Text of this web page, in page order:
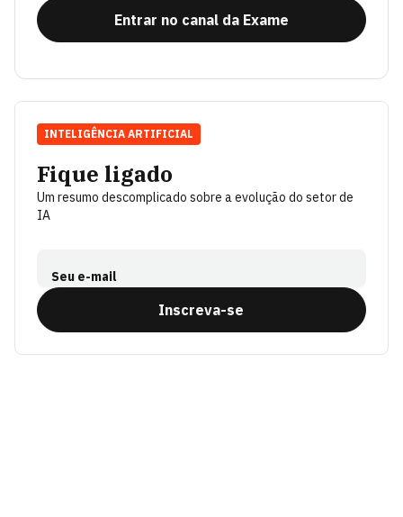
Entrar no canal da Exame
Fique ligado
Um resumo descomplicado sobre a evolução do setor de
IA
Seu e-mail
Inscreva-se
INTELIGÊNCIA ARTIFICIAL